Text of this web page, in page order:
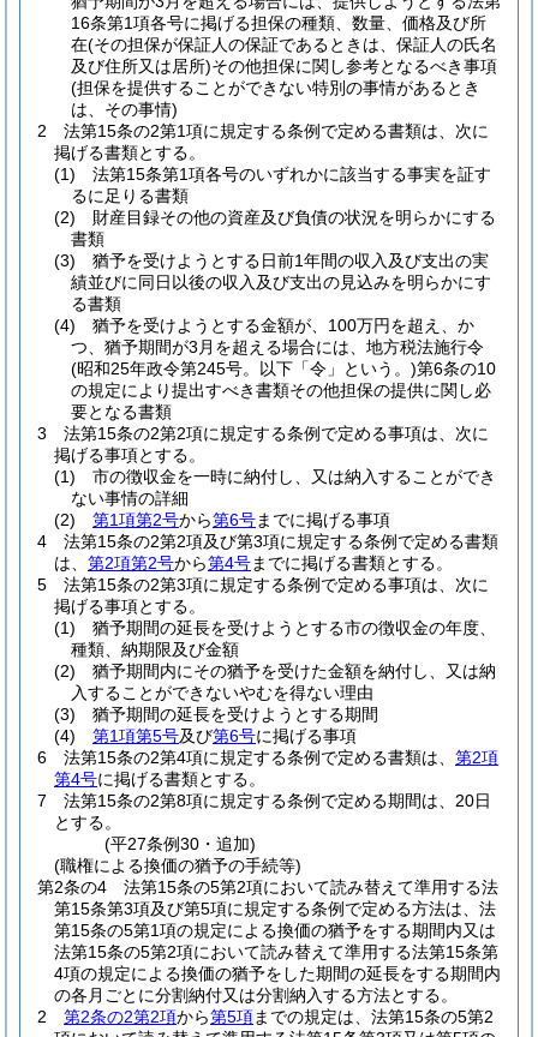
16条第1項各号に掲げる担保の種類、数量、価格及び所
在(その担保が保証人の保証であるときは、保証人の氏名
及び住所又は居所)その他担保に関し参考となるべき事項
(担保を提供することができない特別の事情があるとき
は、その事情)
2
法第15条の2第1項に規定する条例で定める書類は、次に
掲げる書類とする。
(1)
法第15条第1項各号のいずれかに該当する事実を証す
るに足りる書類
(2)
財産目録その他の資産及び負債の状況を明らかにする
書類
(3)
猶予を受けようとする日前1年間の収入及び支出の実
績並びに同日以後の収入及び支出の見込みを明らかにす
る書類
(4)
猶予を受けようとする金額が、100万円を超え、か
つ、猶予期間が3月を超える場合には、地方税法施行令
(昭和25年政令第245号。以下「令」という。)第6条の10
の規定により提出すべき書類その他担保の提供に関し必
要となる書類
3
法第15条の2第2項に規定する条例で定める事項は、次に
掲げる事項とする。
(1)
市の徴収金を一時に納付し、又は納入することができ
ない事情の詳細
(2)
第1項第2号から第6号までに掲げる事項
4
法第15条の2第2項及び第3項に規定する条例で定める書類
は、 第2項第2号から第4号までに掲げる書類とする。
5
法第15条の2第3項に規定する条例で定める事項は、次に
掲げる事項とする。
(1)
猶予期間の延長を受けようとする市の徴収金の年度、
種類、納期限及び金額
(2)
猶予期間内にその猶予を受けた金額を納付し、又は納
入することができないやむを得ない理由
(3)
猶予期間の延長を受けようとする期間
(4)
第1項第5号及び第6号に掲げる事項
6
法第15条の2第4項に規定する条例で定める書類は、 第2項
第4号に掲げる書類とする。
7
法第15条の2第8項に規定する条例で定める期間は、20日
とする。
(平27条例30・追加)
(職権による換価の猶予の手続等)
第2条の4
法第15条の5第2項において読み替えて準用する法
第15条第3項及び第5項に規定する条例で定める方法は、法
第15条の5第1項の規定による換価の猶予をする期間内又は
法第15条の5第2項において読み替えて準用する法第15条第
4項の規定による換価の猶予をした期間の延長をする期間内
の各月ごとに分割納付又は分割納入する方法とする。
2
第2条の2第2項から第5項までの規定は、法第15条の5第2